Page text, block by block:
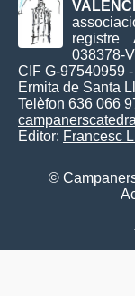
registre
038378-V
CIF G-97540959
Ermita de Santa
Telèfon 636 066
Editor: Francesc
©